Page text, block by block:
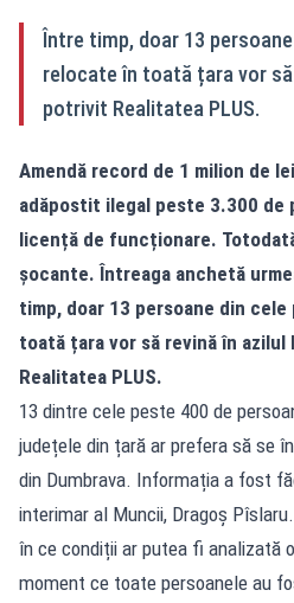
Între timp, doar 13
relocate în toată țara vor
potrivit Realitatea PLUS.
Amendă record de 1 milion de
adăpostit ilegal peste 3.300 de
licență de funcționare.
șocante. Întreaga anchetă
timp, doar 13 persoane din
toată țara vor să revină în
Realitatea PLUS.
13 dintre cele peste 400 de
județele din țară ar prefera să se
din Dumbrava. Informația a fost
interimar al Muncii, Dragoș
în ce condiții ar putea fi analizată
moment ce toate persoanele au